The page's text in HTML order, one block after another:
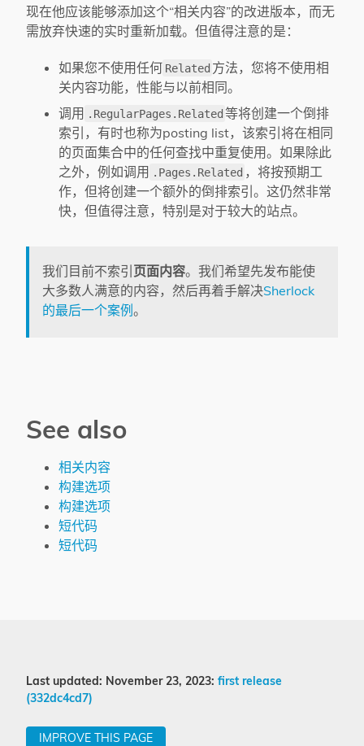
现在他应该能够添加这个“相关内容”的改进版本，而无
需放弃快速的实时重新加载。但值得注意的是：
如果您不使用任何 Related 方法，您将不使用相
关内容功能，性能与以前相同。
调用 .RegularPages.Related 等将创建一个倒排
索引，有时也称为posting list，该索引将在相同
的页面集合中的任何查找中重复使用。如果除此
之外，例如调用 .Pages.Related ，将按预期工
作，但将创建一个额外的倒排索引。这仍然非常
快，但值得注意，特别是对于较大的站点。
我们目前不索引页面内容。我们希望先发布能使
大多数人满意的内容，然后再着手解决Sherlock
的最后一个案例。
See also
相关内容
构建选项
构建选项
短代码
短代码
Last updated: November 23, 2023: first release
(332dc4cd7)
IMPROVE THIS PAGE